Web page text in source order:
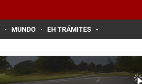
MUNDO EH TRÁMITES